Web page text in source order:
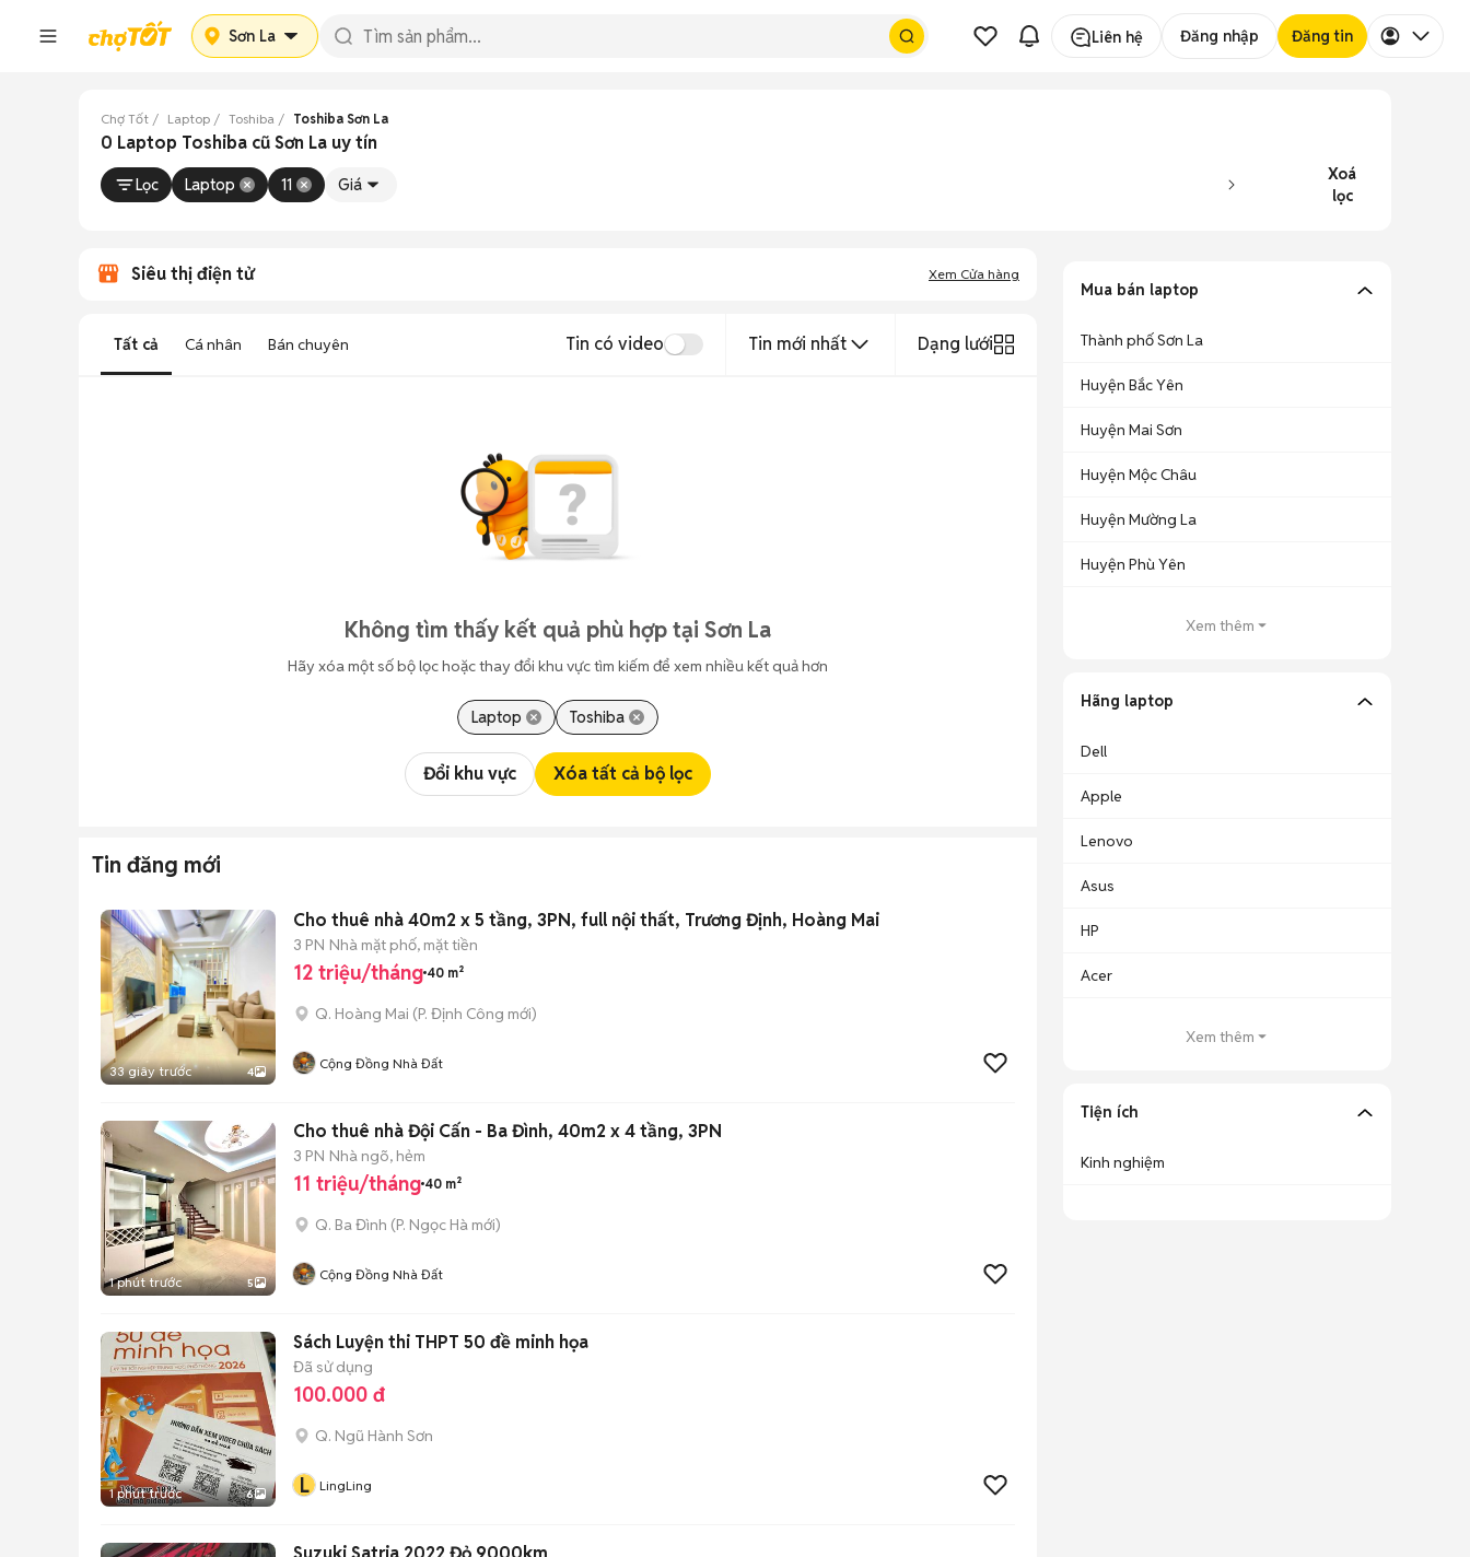
Sơn La Liên hệ Đăng nhập Đăng tin
Chợ Tốt Laptop Toshiba Toshiba Sơn La
0 Laptop Toshiba cũ Sơn La uy tín
Lọc Laptop 11 Giá
Xoá
lọc
Siêu thị điện tử Xem Cửa hàng
Tất cả Cá nhân Bán chuyên Tin có video Tin mới nhất Dạng lưới
Không tìm thấy kết quả phù hợp tại Sơn La
Hãy xóa một số bộ lọc hoặc thay đổi khu vực tìm kiếm để xem nhiều kết quả hơn
Laptop Toshiba
Đổi khu vực Xóa tất cả bộ lọc
Tin đăng mới
33 giây trước 4
Cho thuê nhà 40m2 x 5 tầng, 3PN, full nội thất, Trương Định, Hoàng Mai
3 PN Nhà mặt phố, mặt tiền
12 triệu/tháng 40 m²
Q. Hoàng Mai (P. Định Công mới)
Cộng Đồng Nhà Đất
1 phút trước 5
Cho thuê nhà Đội Cấn - Ba Đình, 40m2 x 4 tầng, 3PN
3 PN Nhà ngõ, hẻm
11 triệu/tháng 40 m²
Q. Ba Đình (P. Ngọc Hà mới)
Cộng Đồng Nhà Đất
1 phút trước 6
Sách Luyện thi THPT 50 đề minh họa
Đã sử dụng
100.000 đ
Q. Ngũ Hành Sơn
L LingLing
Mua bán laptop
Thành phố Sơn La
Huyện Bắc Yên
Huyện Mai Sơn
Huyện Mộc Châu
Huyện Mường La
Huyện Phù Yên
Xem thêm
Hãng laptop
Dell
Apple
Lenovo
Asus
HP
Acer
Xem thêm
Tiện ích
Kinh nghiệm